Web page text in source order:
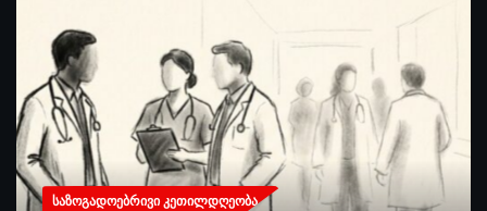
ᲡᲐᲖᲝᲒᲐᲓᲝᲔᲑᲠᲘᲕᲘ ᲙᲔᲗᲘᲚᲓᲦᲔᲝᲑᲐ